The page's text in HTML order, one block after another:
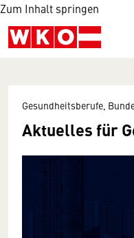
Zum Inhalt springen
Gesundheitsberufe,
Aktuelles für